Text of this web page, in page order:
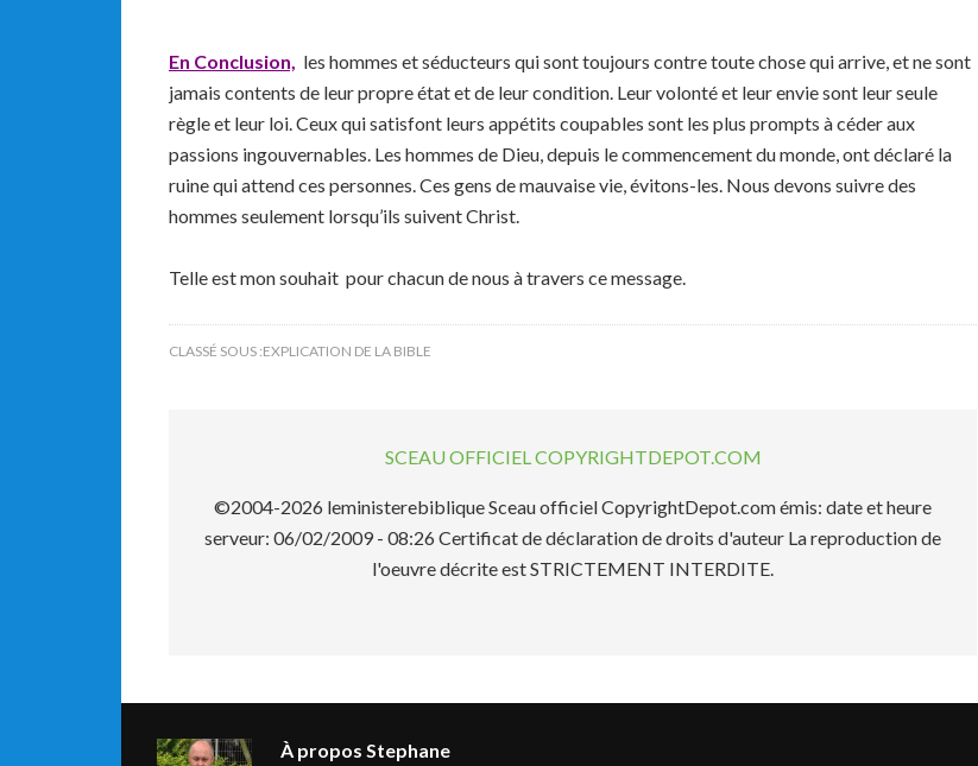
En Conclusion, les hommes et séducteurs qui sont toujours contre toute chose qui arrive, et ne sont
jamais contents de leur propre état et de leur condition. Leur volonté et leur envie sont leur seule
règle et leur loi. Ceux qui satisfont leurs appétits coupables sont les plus prompts à céder aux
passions ingouvernables. Les hommes de Dieu, depuis le commencement du monde, ont déclaré la
ruine qui attend ces personnes. Ces gens de mauvaise vie, évitons-les. Nous devons suivre des
hommes seulement lorsqu’ils suivent Christ.
Telle est mon souhait pour chacun de nous à travers ce message.
CLASSÉ SOUS :EXPLICATION DE LA BIBLE
SCEAU OFFICIEL COPYRIGHTDEPOT.COM
©2004-2026 leministerebiblique Sceau officiel CopyrightDepot.com émis: date et heure
serveur: 06/02/2009 - 08:26 Certificat de déclaration de droits d'auteur La reproduction de
l'oeuvre décrite est STRICTEMENT INTERDITE.
À propos Stephane